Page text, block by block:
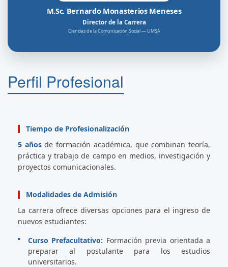
M.Sc. Bernardo Monasterios Meneses
Director de la Carrera
Ciencias de la Comunicación Social — UMSA
Perfil Profesional
Tiempo de Profesionalización
5 añosde formación académica, que combinan teoría,
práctica y trabajo de campo en medios, investigación y
proyectos comunicacionales.
Modalidades de Admisión
La carrera ofrece diversas opciones para el ingreso de
nuevos estudiantes:
Curso Prefacultativo: Formación previa orientada a
preparar al postulante para los estudios
universitarios.